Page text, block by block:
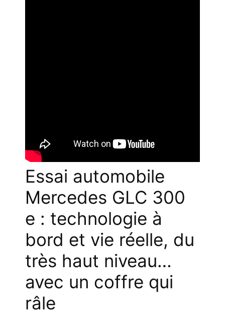
Essai automobile
Mercedes GLC 300
e : technologie à
bord et vie réelle, du
très haut niveau…
avec un coffre qui
râle